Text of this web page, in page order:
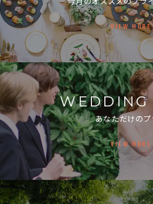
VIEW MORE
あなただけの
VIEW MORE